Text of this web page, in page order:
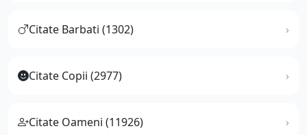
Citate Barbati (1302)
Citate Copii (2977)
Citate Oameni (11926)